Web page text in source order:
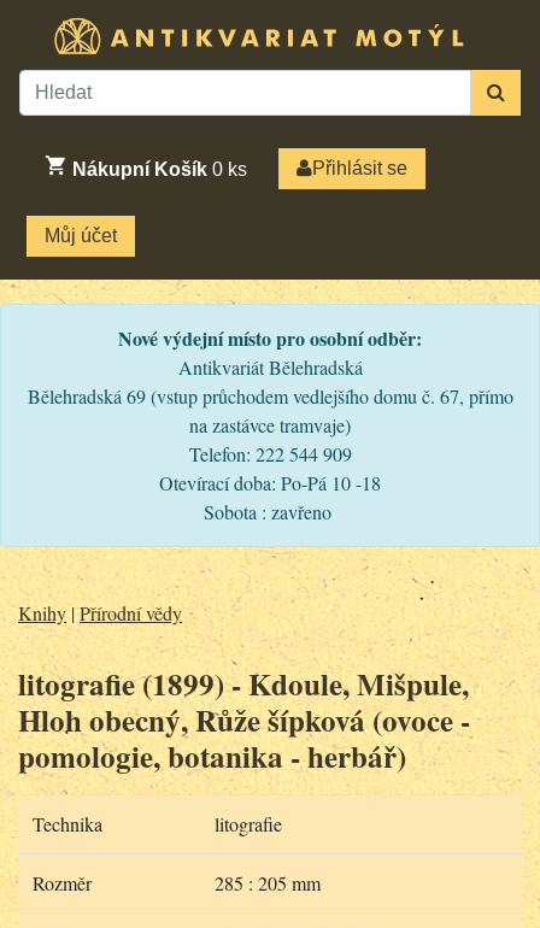
Nákupní Košík 0 ks Přihlásit se
Můj účet
Nové výdejní místo pro osobní odběr:
Antikvariát Bělehradská
Bělehradská 69 (vstup průchodem vedlejšího domu č. 67, přímo
na zastávce tramvaje)
Telefon: 222 544 909
Otevírací doba: Po-Pá 10 -18
Sobota : zavřeno
Knihy|Přírodní vědy
litografie (1899) - Kdoule, Mišpule,
Hloh obecný, Růže šípková (ovoce -
pomologie, botanika - herbář)
Technika litografie
Rozměr 285 : 205 mm